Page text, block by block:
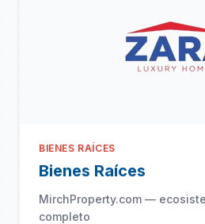
BIENES RAÍCES
Bienes Raíces
MirchProperty.com —
completo